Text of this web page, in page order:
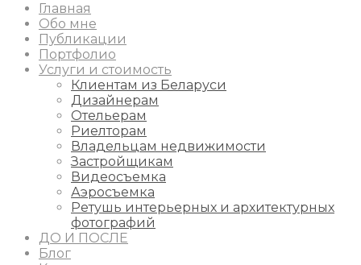
Главная
Обо мне
Публикации
Портфолио
Услуги и стоимость
Клиентам из Беларуси
Дизайнерам
Отельерам
Риелторам
Владельцам недвижимости
Застройщикам
Видеосъемка
Аэросъемка
Ретушь интерьерных и архитектурных
фотографий
ДО И ПОСЛЕ
Блог